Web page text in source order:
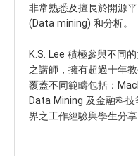
非常熟悉及擅長於開源
(Data mining) 和分析。
K.S. Lee 積極參與不同
之講師，擁有超過十年
覆蓋不同範疇包括：
Data Mining 及金融科
界之工作經驗與學生分享